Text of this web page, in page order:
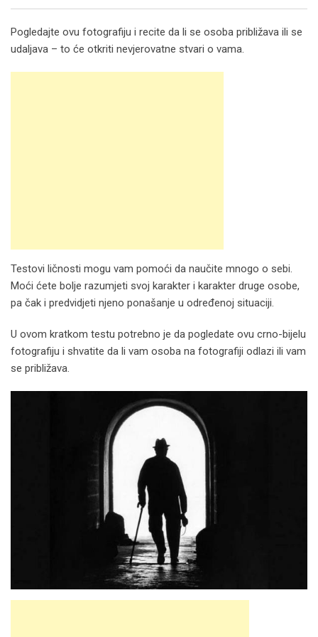
Pogledajte ovu fotografiju i recite da li se osoba približava ili se
udaljava – to će otkriti nevjerovatne stvari o vama.
Testovi ličnosti mogu vam pomoći da naučite mnogo o sebi.
Moći ćete bolje razumjeti svoj karakter i karakter druge osobe,
pa čak i predvidjeti njeno ponašanje u određenoj situaciji.
U ovom kratkom testu potrebno je da pogledate ovu crno-bijelu
fotografiju i shvatite da li vam osoba na fotografiji odlazi ili vam
se približava.